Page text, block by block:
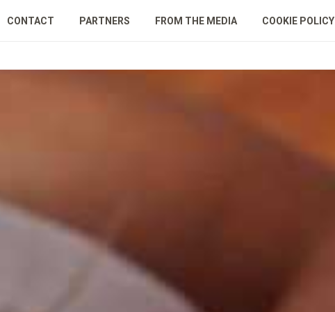
CONTACT PARTNERS FROM THE MEDIA COOKIE POLICY